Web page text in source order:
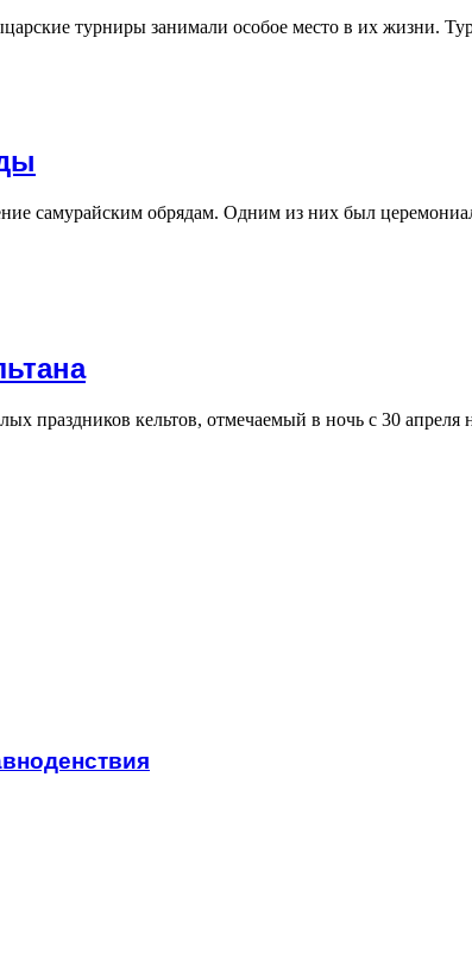
турниры занимали особое место в их жизни.
самурайским обрядам. Одним из них был
праздников кельтов, отмечаемый в ночь с 30 апреля